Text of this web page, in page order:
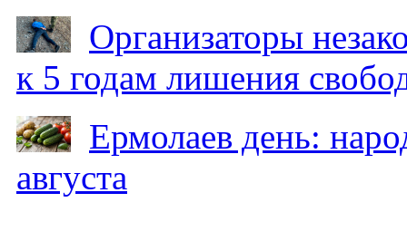
Организаторы
к 5 годам лишения
Ермолаев день:
августа